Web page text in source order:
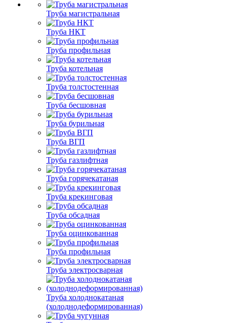
Труба магистральная
Труба НКТ
Труба профильная
Труба котельная
Труба толстостенная
Труба бесшовная
Труба бурильная
Труба ВГП
Труба газлифтная
Труба горячекатаная
Труба крекинговая
Труба обсадная
Труба оцинкованная
Труба профильная
Труба электросварная
Труба холоднокатаная
(холоднодеформированная)